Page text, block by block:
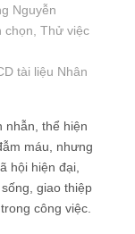
Nguyễn
chọn, Thử việc
tài liệu Nhân
nhẫn, thể hiện
máu, nhưng
hội hiện đại,
giao thiệp
công việc.